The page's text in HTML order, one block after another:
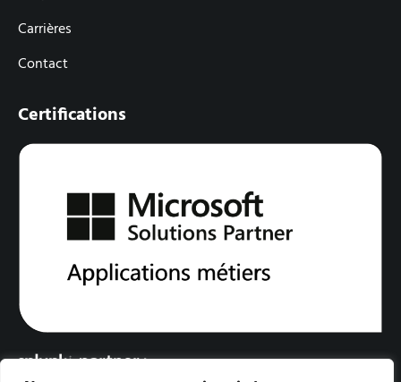
Carrières
Contact
Certifications